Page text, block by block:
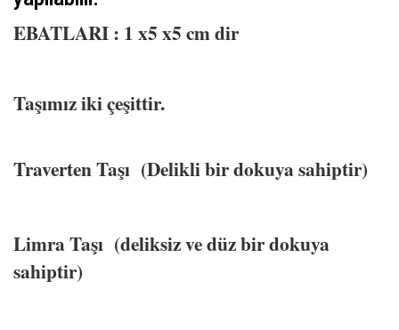
EBATLARI : 1 x5 x5 cm dir
Taşımız iki çeşittir.
Traverten Taşı (Delikli bir dokuya sahiptir)
Limra Taşı (deliksiz ve düz bir dokuya
sahiptir)